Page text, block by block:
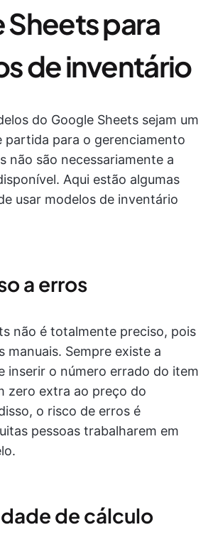
para
de inventário
do Google Sheets sejam um
partida para o gerenciamento
não são necessariamente a
Aqui estão algumas
usar modelos de inventário
a erros
não é totalmente preciso, pois
manuais. Sempre existe a
inserir o número errado do item
zero extra ao preço do
o risco de erros é
pessoas trabalharem em
de cálculo